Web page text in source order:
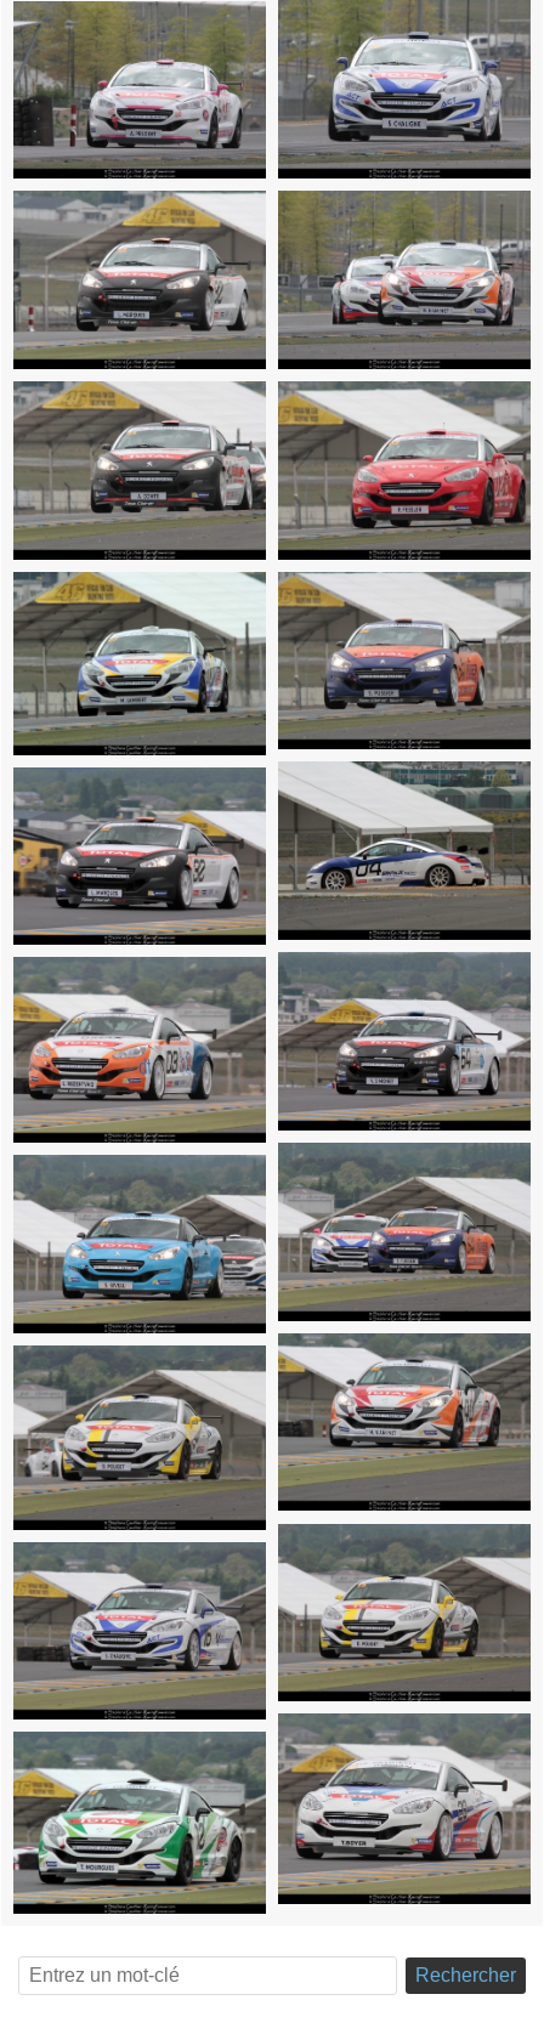
Rechercher